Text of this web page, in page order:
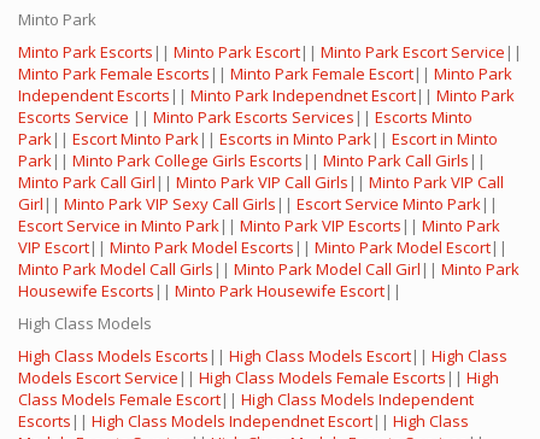
Minto Park
Minto Park Escorts || Minto Park Escort|| Minto Park Escort Service ||
Minto Park Female Escorts || Minto Park Female Escort|| Minto Park
Independent Escorts || Minto Park Independnet Escort|| Minto Park
Escorts Service || Minto Park Escorts Services || Escorts Minto
Park|| Escort Minto Park|| Escorts in Minto Park|| Escort in Minto
Park|| Minto Park College Girls Escorts || Minto Park Call Girls ||
Minto Park Call Girl || Minto Park VIP Call Girls || Minto Park VIP Call
Girl || Minto Park VIP Sexy Call Girls || Escort Service Minto Park||
Escort Service in Minto Park|| Minto Park VIP Escorts || Minto Park
VIP Escort|| Minto Park Model Escorts || Minto Park Model Escort||
Minto Park Model Call Girls || Minto Park Model Call Girl || Minto Park
Housewife Escorts || Minto Park Housewife Escort||
High Class Models
High Class Models Escorts || High Class Models Escort|| High Class
Models Escort Service || High Class Models Female Escorts || High
Class Models Female Escort|| High Class Models Independent
Escorts || High Class Models Independnet Escort|| High Class